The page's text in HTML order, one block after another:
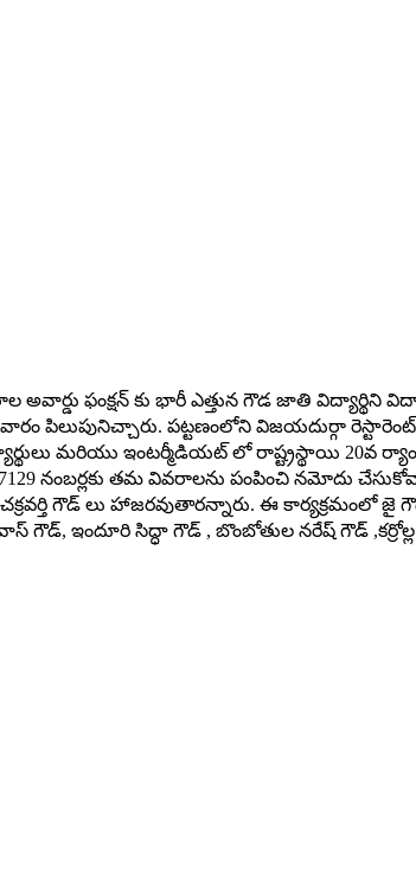
అవార్డు ఫంక్షన్ కు భారీ ఎత్తున గౌడ జాతి విద్యార్థిని
పిలుపునిచ్చారు. పట్టణంలోని విజయదుర్గా
మరియు ఇంటర్మీడియట్ లో రాష్ట్రస్థాయి 20వ
నంబర్లకు తమ వివరాలను పంపించి నమోదు
గౌడ్ లు హాజరవుతారన్నారు. ఈ కార్యక్రమంలో జై
ఇందూరి సిద్ధా గౌడ్ , బొంబోతుల నరేష్ గౌడ్ ,కర్రోల్ల